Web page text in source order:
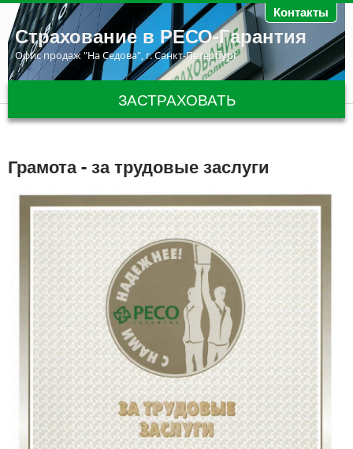
Перейти к основному содержанию Контакты
Страхование в РЕСО-Гарантия
Офис продаж "На Седова", г. Санкт-Петербург
ЗАСТРАХОВАТЬ
Грамота - за трудовые заслуги